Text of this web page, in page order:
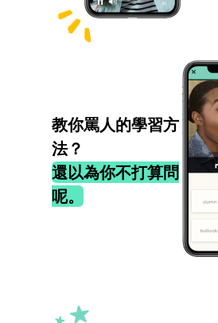
教你罵人的學習方
法？
還以為你不打算問
呢。